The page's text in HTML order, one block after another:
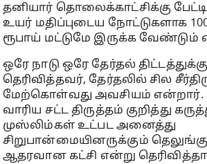
தனியார் தொலைக்காட்சிக்கு
உயர் மதிப்புடைய நோட்டுகளாக
ரூபாய் மட்டுமே இருக்க வேண்டும்
ஒரே நாடு ஒரே தேர்தல்
தெரிவித்தவர், தேர்தலில் சில
மேற்கொள்வது அவசியம் என்றார்.
வாரிய சட்ட திருத்தம் குறித்து
முஸ்லிம்கள் உட்பட அனைத்து
சிறுபான்மையினருக்கும்
ஆதரவான கட்சி என்று